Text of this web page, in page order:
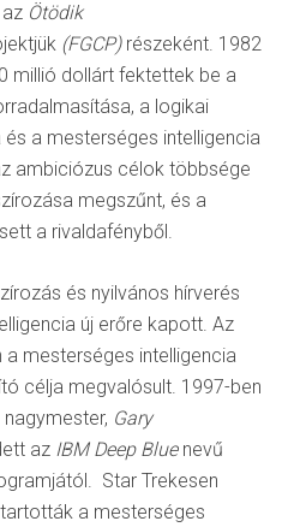
Ötödik
(FGCP)részeként. 1982
millió dollárt fektettek be a
a logikai
a mesterséges intelligencia
ambiciózus célok többsége
megszűnt, és a
a rivaldafényből.
és nyilvános hírverés
új erőre kapott. Az
mesterséges intelligencia
célja megvalósult. 1997-ben
Gary
az IBM Deep Bluenevű
Star Trekesen
a mesterséges